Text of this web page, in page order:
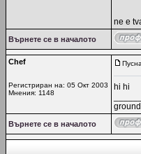
ne e
Върнете се в началото
Chef
Регистриран на: 05 Окт 2003
Мнения: 1148
hi hi
Върнете се в началото